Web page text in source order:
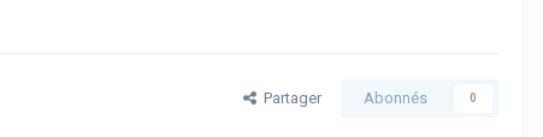
Partager Abonnés 0